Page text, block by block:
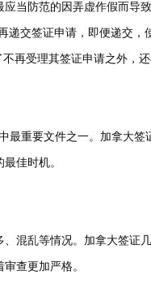
防范的因弄虚作假而导
递交签证申请，即便递交
受理其签证申请之外，还
重要文件之一。加拿大签
佳时机。
乱等情况。加拿大签证
查更加严格。